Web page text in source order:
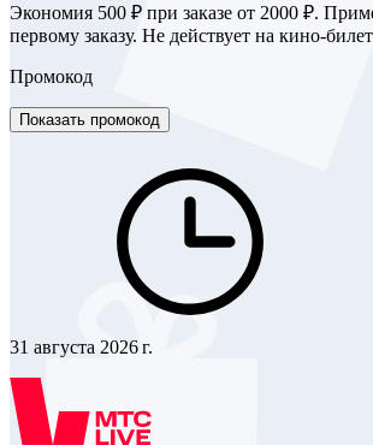
Экономия 500 ₽ при заказе от 2000 ₽.
первому заказу. Не действует на кино-
Промокод
Показать промокод
31 августа 2026 г.